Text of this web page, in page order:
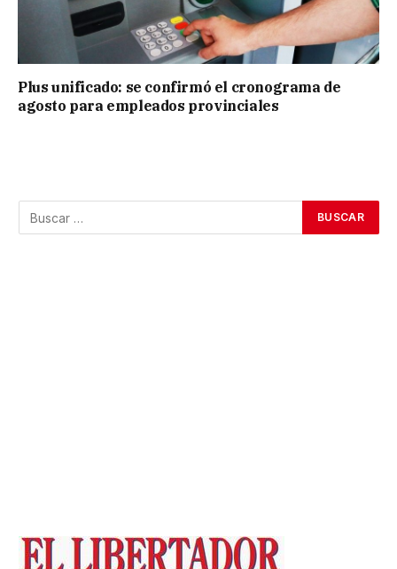
Plus unificado: se confirmó el cronograma de
agosto para empleados provinciales